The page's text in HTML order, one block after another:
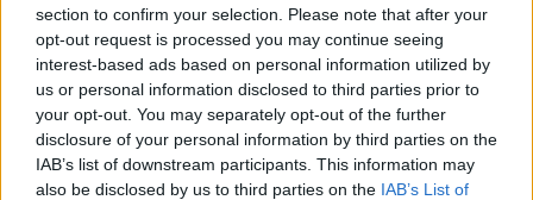
section to confirm your selection. Please note that after your
opt-out request is processed you may continue seeing
interest-based ads based on personal information utilized by
us or personal information disclosed to third parties prior to
your opt-out. You may separately opt-out of the further
disclosure of your personal information by third parties on the
IAB’s list of downstream participants. This information may
also be disclosed by us to third parties on the IAB’s List of
Incendio nella notte a Olbia, a fuoco due furgoni
A fuoco un deposito con bombole, intervento dei
vigili del fuoco a Rudalza